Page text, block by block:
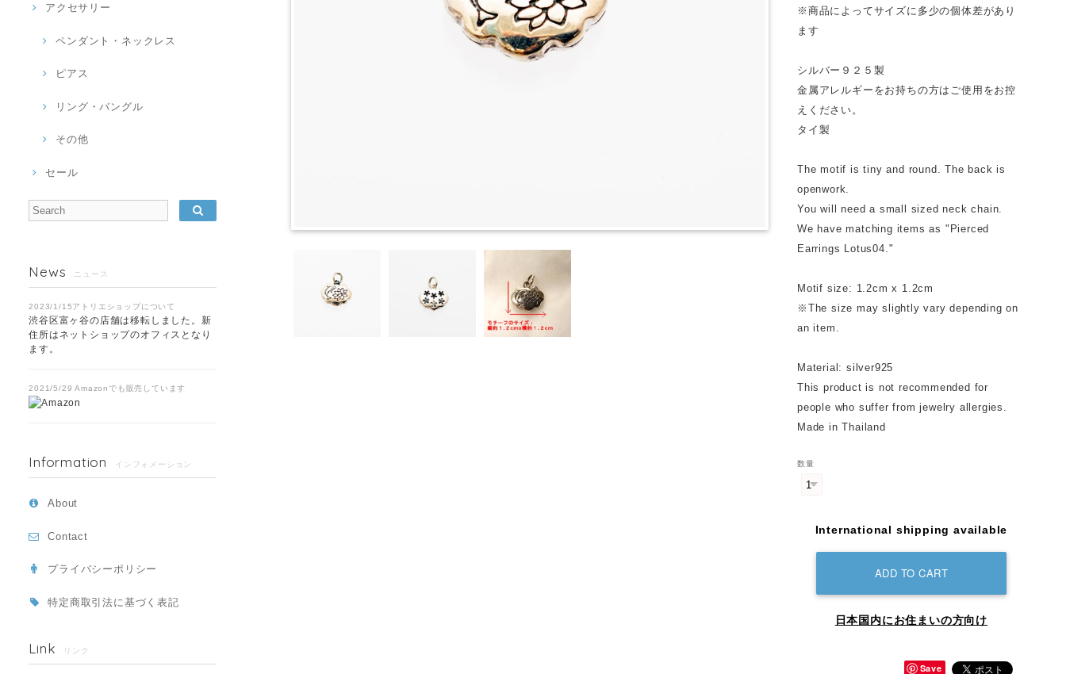
アクセサリー
ペンダント・ネックレス
ピアス
リング・バングル
その他
セール
News ニュース
2023/1/15アトリエショップについて
渋谷区富ヶ谷の店舗は移転しました。新
住所はネットショップのオフィスとなり
ます。
2021/5/29 Amazonでも販売しています
Information インフォメーション
About
Contact
プライバシーポリシー
特定商取引法に基づく表記
Link リンク
※商品によってサイズに多少の個体差があり
ます
シルバー９２５製
金属アレルギーをお持ちの方はご使用をお控
えください。
タイ製
The motif is tiny and round. The back is
openwork.
You will need a small sized neck chain.
We have matching items as "Pierced
Earrings Lotus04."
Motif size: 1.2cm x 1.2cm
※The size may slightly vary depending on
an item.
Material: silver925
This product is not recommended for
people who suffer from jewelry allergies.
Made in Thailand
数量
International shipping available
ADD TO CART
日本国内にお住まいの方向け
Save